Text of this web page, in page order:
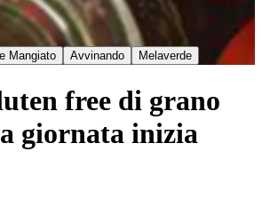
Mangiato Avvinando Melaverde
free di grano
giornata inizia